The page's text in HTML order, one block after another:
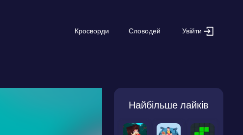
Кросворди Словодей Увійти
Найбільше лайків